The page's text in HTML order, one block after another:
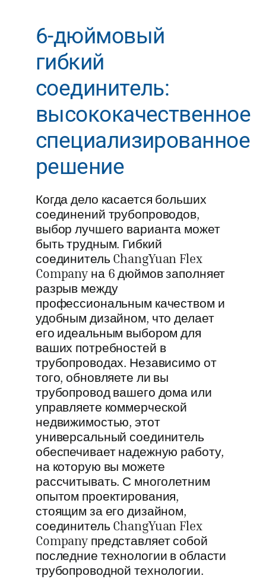
6-дюймовый
гибкий
соединитель:
высококачественное
специализированное
решение
Когда дело касается больших
соединений трубопроводов,
выбор лучшего варианта может
быть трудным. Гибкий
соединитель ChangYuan Flex
Company на 6 дюймов заполняет
разрыв между
профессиональным качеством и
удобным дизайном, что делает
его идеальным выбором для
ваших потребностей в
трубопроводах. Независимо от
того, обновляете ли вы
трубопровод вашего дома или
управляете коммерческой
недвижимостью, этот
универсальный соединитель
обеспечивает надежную работу,
на которую вы можете
рассчитывать. С многолетним
опытом проектирования,
стоящим за его дизайном,
соединитель ChangYuan Flex
Company представляет собой
последние технологии в области
трубопроводной технологии.